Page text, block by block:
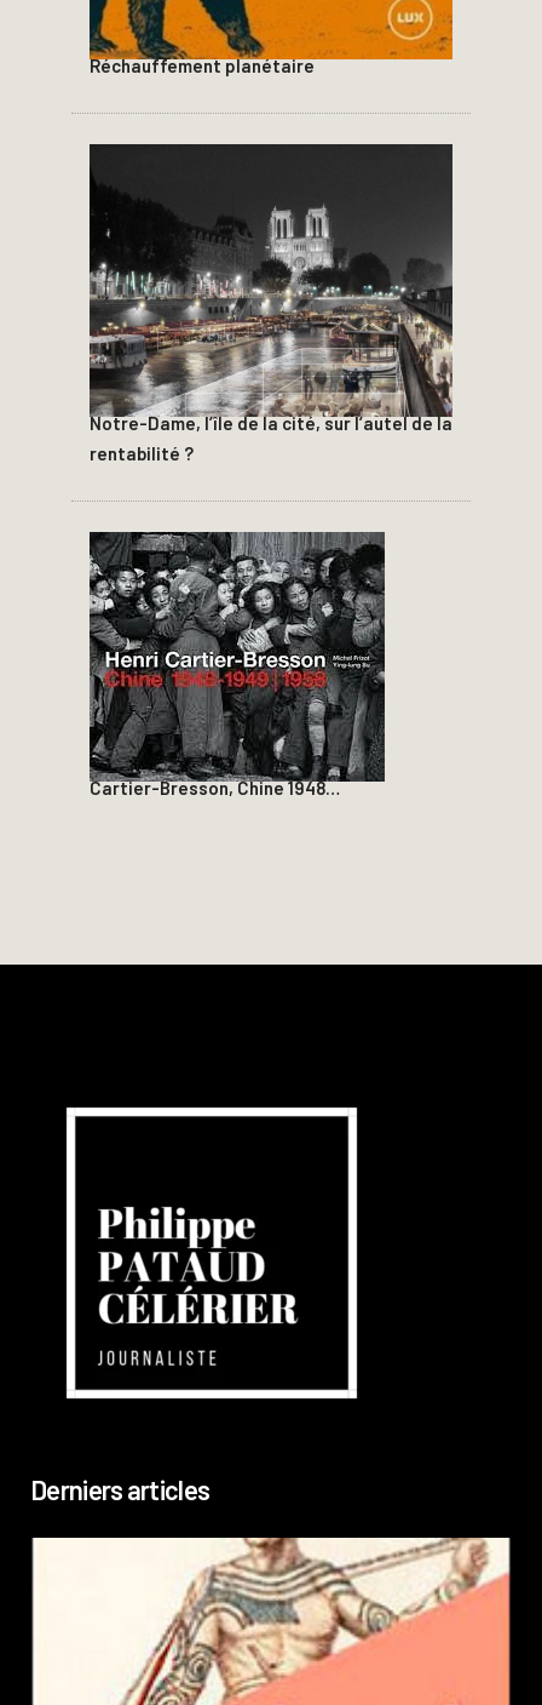
Réchauffement planétaire
Notre-Dame, l’île de la cité, sur l’autel de la
rentabilité ?
Cartier-Bresson, Chine 1948…
Derniers articles